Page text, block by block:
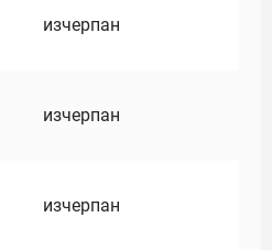
изчерпан
изчерпан
изчерпан